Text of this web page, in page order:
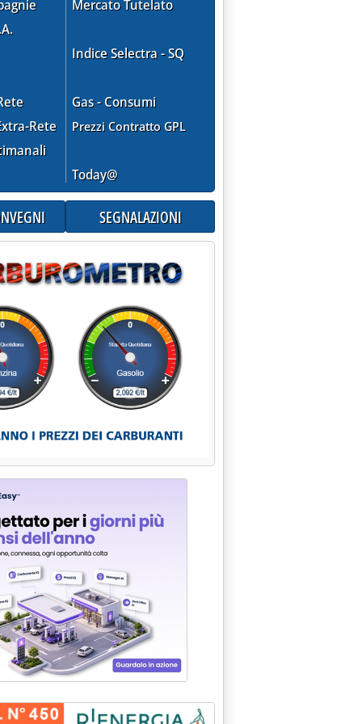
spinti dall'euro debole'
+41, risca +43, Btz +20'
Rete
Mercato Tutelato
Indice Selectra - SQ
Gas - Consumi
Prezzi Contratto GPL
Today@
SEGNALAZIONI